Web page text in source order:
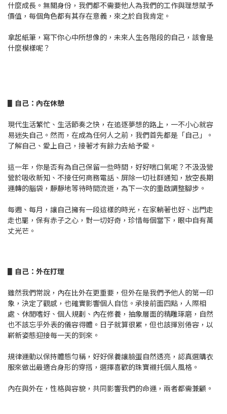
什麼成長。無關身份，我們都不需要他人為我們的工作與理想賦予
價值，每個角色都有其存在意義，來之於自我肯定。
拿起紙筆，寫下你心中所想像的，未來人生各階段的自己，該會是
什麼模樣呢？
▋ 自己：內在休憩
現代生活繁忙、生活節奏之快，在追逐夢想的路上，一不小心就容
易迷失自己。然而，在成為任何人之前，我們首先都是「自己」。
了解自己、愛上自己，接著才有餘力去給予愛。
這一年，你是否有為自己保留一些時間，好好喘口氣呢？不汲汲營
營於吸收新知、不接任何商務電話、屏除一切社群通知，放空長期
運轉的腦袋，靜靜地等待時間流逝，為下一次的重啟調整腳步。
每週、每月，讓自己擁有一段這樣的時光，在家躺著也好、出門走
走也罷，保有赤子之心，對一切好奇，珍惜每個當下，眼中自有萬
丈光芒。
▋ 自己：外在打理
雖然我們常說，內在比外在更重要，但外在是我們予他人的第一印
象，決定了觀感，也確實影響個人自信。承接前面四點，人際相
處、休閒嗜好、個人規劃、內在修養，抽象層面的精雕琢磨，自然
也不該忘乎外表的儀容得體。日子就算很累，但也該揮別倦容，以
嶄新姿態迎接每一天的到來。
規律運動以保持體態勻稱，好好保養讓臉蛋自然透亮，認真選購衣
服來做出最適合身形的穿搭，選擇喜歡的珠寶襯托個人風格。
內在與外在，性格與容貌，共同影響我們的命運，兩者都需兼顧。